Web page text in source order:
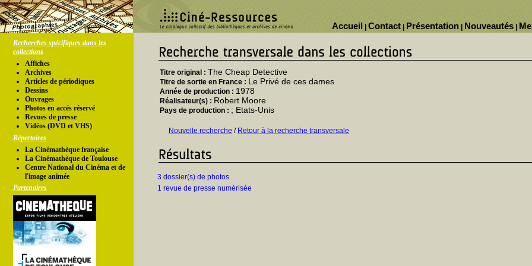
Nouveautés
Présentation
Contact
Accueil
Recherches spécifiques dans les
collections
Affiches
Archives
Articles de périodiques
Dessins
Ouvrages
Photos en accés réservé
Revues de presse
Vidéos (DVD et VHS)
Répertoires
La Cinémathèque française
La Cinémathèque de Toulouse
Centre National du Cinéma et de
l'image animée
Partenaires
Titre original : The Cheap Detective
Titre de sortie en France : Le Privé de ces dames
Année de production : 1978
Réalisateur(s) : Robert Moore
Pays de production : ; Etats-Unis
Nouvelle recherche / Retour à la recherche transversale
3 dossier(s) de photos
1 revue de presse numérisée